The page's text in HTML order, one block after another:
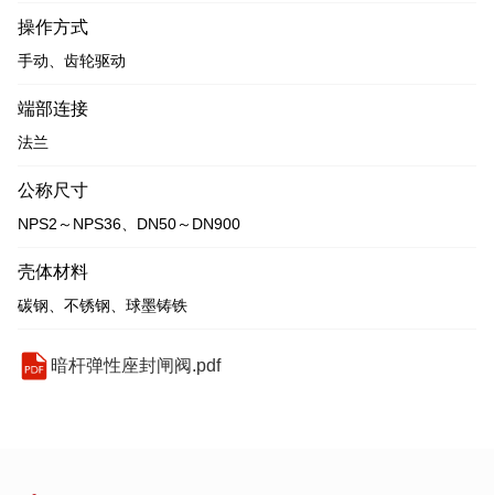
操作方式
手动、齿轮驱动
端部连接
法兰
公称尺寸
NPS2～NPS36、DN50～DN900
壳体材料
碳钢、不锈钢、球墨铸铁
暗杆弹性座封闸阀.pdf